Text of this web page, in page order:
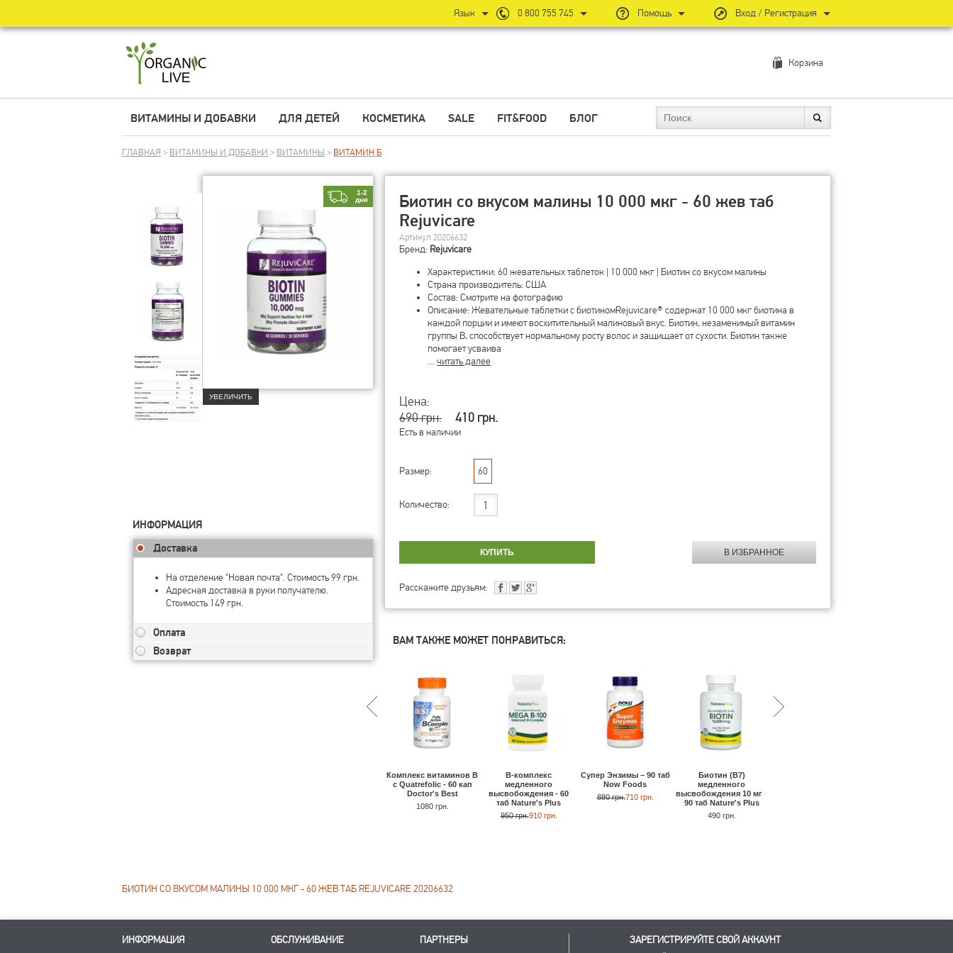
Корзина
ВИТАМИНЫ И ДОБАВКИ ДЛЯ ДЕТЕЙ КОСМЕТИКА SALE FIT&FOOD БЛОГ
ГЛАВНАЯ > ВИТАМИНЫ И ДОБАВКИ > ВИТАМИНЫ > ВИТАМИН Б
1-2
дня
УВЕЛИЧИТЬ
ИНФОРМАЦИЯ
Доставка
На отделение "Новая почта". Стоимость 99 грн.
Адресная доставка в руки получателю.
Стоимость 149 грн.
Оплата
Возврат
Биотин со вкусом малины 10 000 мкг - 60 жев таб
Rejuvicare
Артикул 20206632
Бренд: Rejuvicare
Характеристики: 60 жевательных таблеток | 10 000 мкг | Биотин со вкусом малины
Страна производитель: США
Состав: Смотрите на фотографию
Описание: Жевательные таблетки с биотиномRejuvicare® содержат 10 000 мкг биотина в
каждой порции и имеют восхитительный малиновый вкус. Биотин, незаменимый витамин
группы B, способствует нормальному росту волос и защищает от сухости. Биотин также
помогает усваива
… читать далее
Цена:
690 грн.
410 грн.
Есть в наличии
Размер: 60
Количество:
Расскажите друзьям:
ВАМ ТАКЖЕ МОЖЕТ ПОНРАВИТЬСЯ:
Комплекс витаминов В
с Quatrefolic - 60 кап
Doctor's Best
1080 грн.
В-комплекс
медленного
высвобождения - 60
таб Nature's Plus
950 грн.910 грн.
Супер Энзимы – 90 таб
Now Foods
880 грн.710 грн.
Биотин (В7)
медленного
высвобождения 10 мг -
90 таб Nature's Plus
490 грн.
Вход / Регистрация
Помощь
0 800 755 745
Язык
БИОТИН СО ВКУСОМ МАЛИНЫ 10 000 МКГ - 60 ЖЕВ ТАБ REJUVICARE 20206632
ИНФОРМАЦИЯ ОБСЛУЖИВАНИЕ ПАРТНЕРЫ ЗАРЕГИСТРИРУЙТЕ СВОЙ АККАУНТ